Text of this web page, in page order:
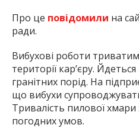
Про це повідомили на
ради.
Вибухові роботи
території кар’єру.
гранітних порід. На
що вибухи
Тривалість пилової
погодних умов.